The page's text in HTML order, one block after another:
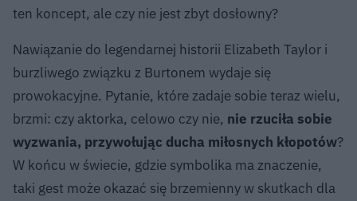
ten koncept, ale czy nie jest zbyt dosłowny?
Nawiązanie do legendarnej historii Elizabeth Taylor i
burzliwego związku z Burtonem wydaje się
prowokacyjne. Pytanie, które zadaje sobie teraz wielu,
brzmi: czy aktorka, celowo czy nie, nie rzuciła sobie
wyzwania, przywołując ducha miłosnych kłopotów?
W końcu w świecie, gdzie symbolika ma znaczenie,
taki gest może okazać się brzemienny w skutkach dla